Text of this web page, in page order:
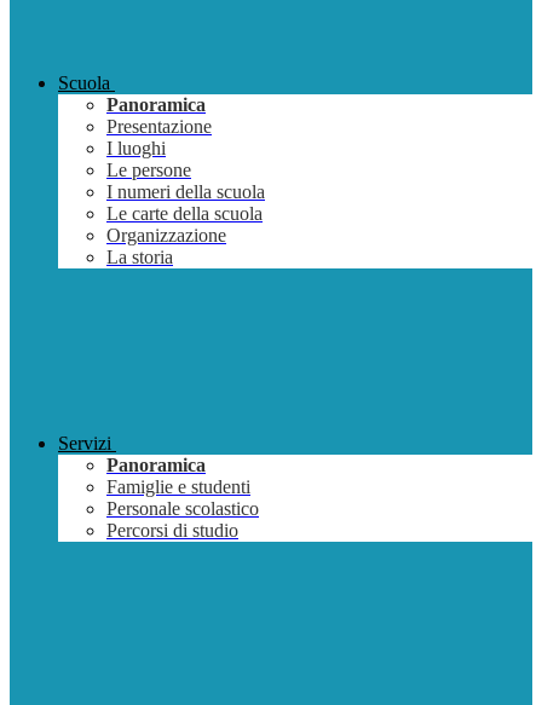
Scuola
Panoramica
Presentazione
I luoghi
Le persone
I numeri della scuola
Le carte della scuola
Organizzazione
La storia
Servizi
Panoramica
Famiglie e studenti
Personale scolastico
Percorsi di studio